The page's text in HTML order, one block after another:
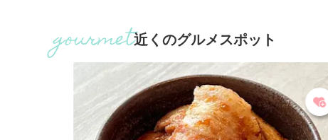
近くのグルメスポット